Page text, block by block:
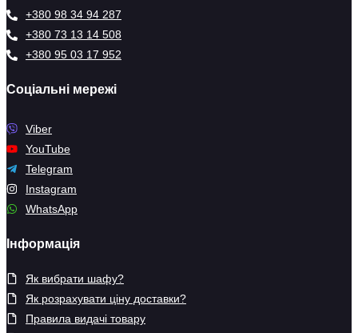
+380 98 34 94 287
+380 73 13 14 508
+380 95 03 17 952
Соціальні мережі
Viber
YouTube
Telegram
Instagram
WhatsApp
Інформація
Як вибрати шафу?
Як розрахувати ціну доставки?
Правила видачі товару